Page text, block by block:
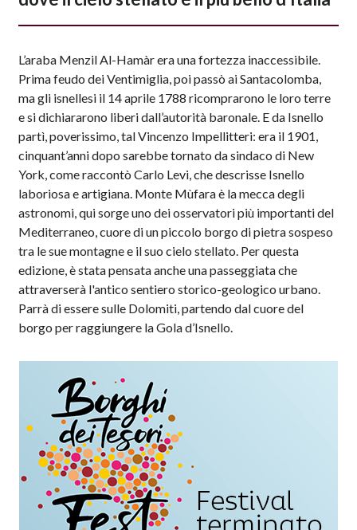
L’araba Menzil Al-Hamàr era una fortezza inaccessibile.
Prima feudo dei Ventimiglia, poi passò ai Santacolomba,
ma gli isnellesi il 14 aprile 1788 ricomprarono le loro terre
e si dichiararono liberi dall’autorità baronale. E da Isnello
partì, poverissimo, tal Vincenzo Impellitteri: era il 1901,
cinquant’anni dopo sarebbe tornato da sindaco di New
York, come raccontò Carlo Levi, che descrisse Isnello
laboriosa e artigiana. Monte Mùfara è la mecca degli
astronomi, qui sorge uno dei osservatori più importanti del
Mediterraneo, cuore di un piccolo borgo di pietra sospeso
tra le sue montagne e il suo cielo stellato. Per questa
edizione, è stata pensata anche una passeggiata che
attraverserà l'antico sentiero storico-geologico urbano.
Parrà di essere sulle Dolomiti, partendo dal cuore del
borgo per raggiungere la Gola d’Isnello.